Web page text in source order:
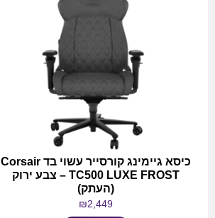
כיסא גיימינג קורסייר עשוי בד Corsair
TC500 LUXE FROST – צבע ירוק
(העתק)
₪2,449